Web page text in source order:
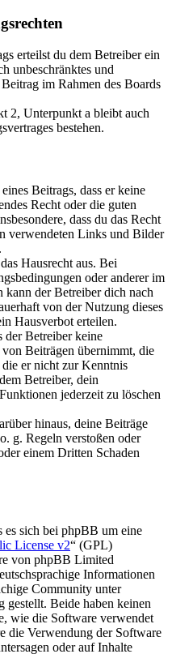
erteilst du dem Betreiber ein
unbeschränktes und
im Rahmen des Boards
2, Unterpunkt a bleibt auch
bestehen.
Beitrags, dass er keine
Recht oder die guten
dass du das Recht
verwendeten Links und Bilder
Hausrecht aus. Bei
oder anderer im
der Betreiber dich nach
von der Nutzung dieses
Hausverbot erteilen.
der Betreiber keine
Beiträgen übernimmt, die
er nicht zur Kenntnis
Betreiber, dein
jederzeit zu löschen
hinaus, deine Beiträge
g. Regeln verstoßen oder
einem Dritten Schaden
es sich bei phpBB um eine
License v2“ (GPL)
von phpBB Limited
Informationen
Community unter
Beide haben keinen
wie die Software verwendet
die Verwendung der Software
oder auf Inhalte